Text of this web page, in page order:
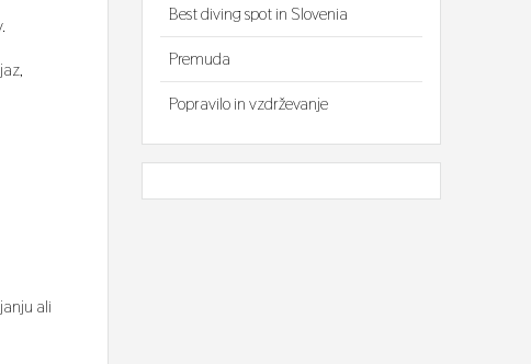
ali
Best diving spot in Slovenia
Premuda
Popravilo in vzdrževanje